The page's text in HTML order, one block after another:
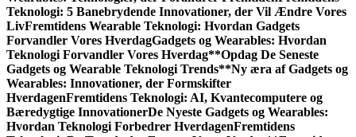
Teknologi: 5 Banebrydende Innovationer, der Vil Ændre Vores
LivFremtidens Wearable Teknologi: Hvordan Gadgets
Forvandler Vores HverdagGadgets og Wearables: Hvordan
Teknologi Forvandler Vores Hverdag**Opdag De Seneste
Gadgets og Wearable Teknologi Trends**Ny æra af Gadgets og
Wearables: Innovationer, der Formskifter
HverdagenFremtidens Teknologi: AI, Kvantecomputere og
Bæredygtige InnovationerDe Nyeste Gadgets og Wearables:
Hvordan Teknologi Forbedrer HverdagenFremtidens